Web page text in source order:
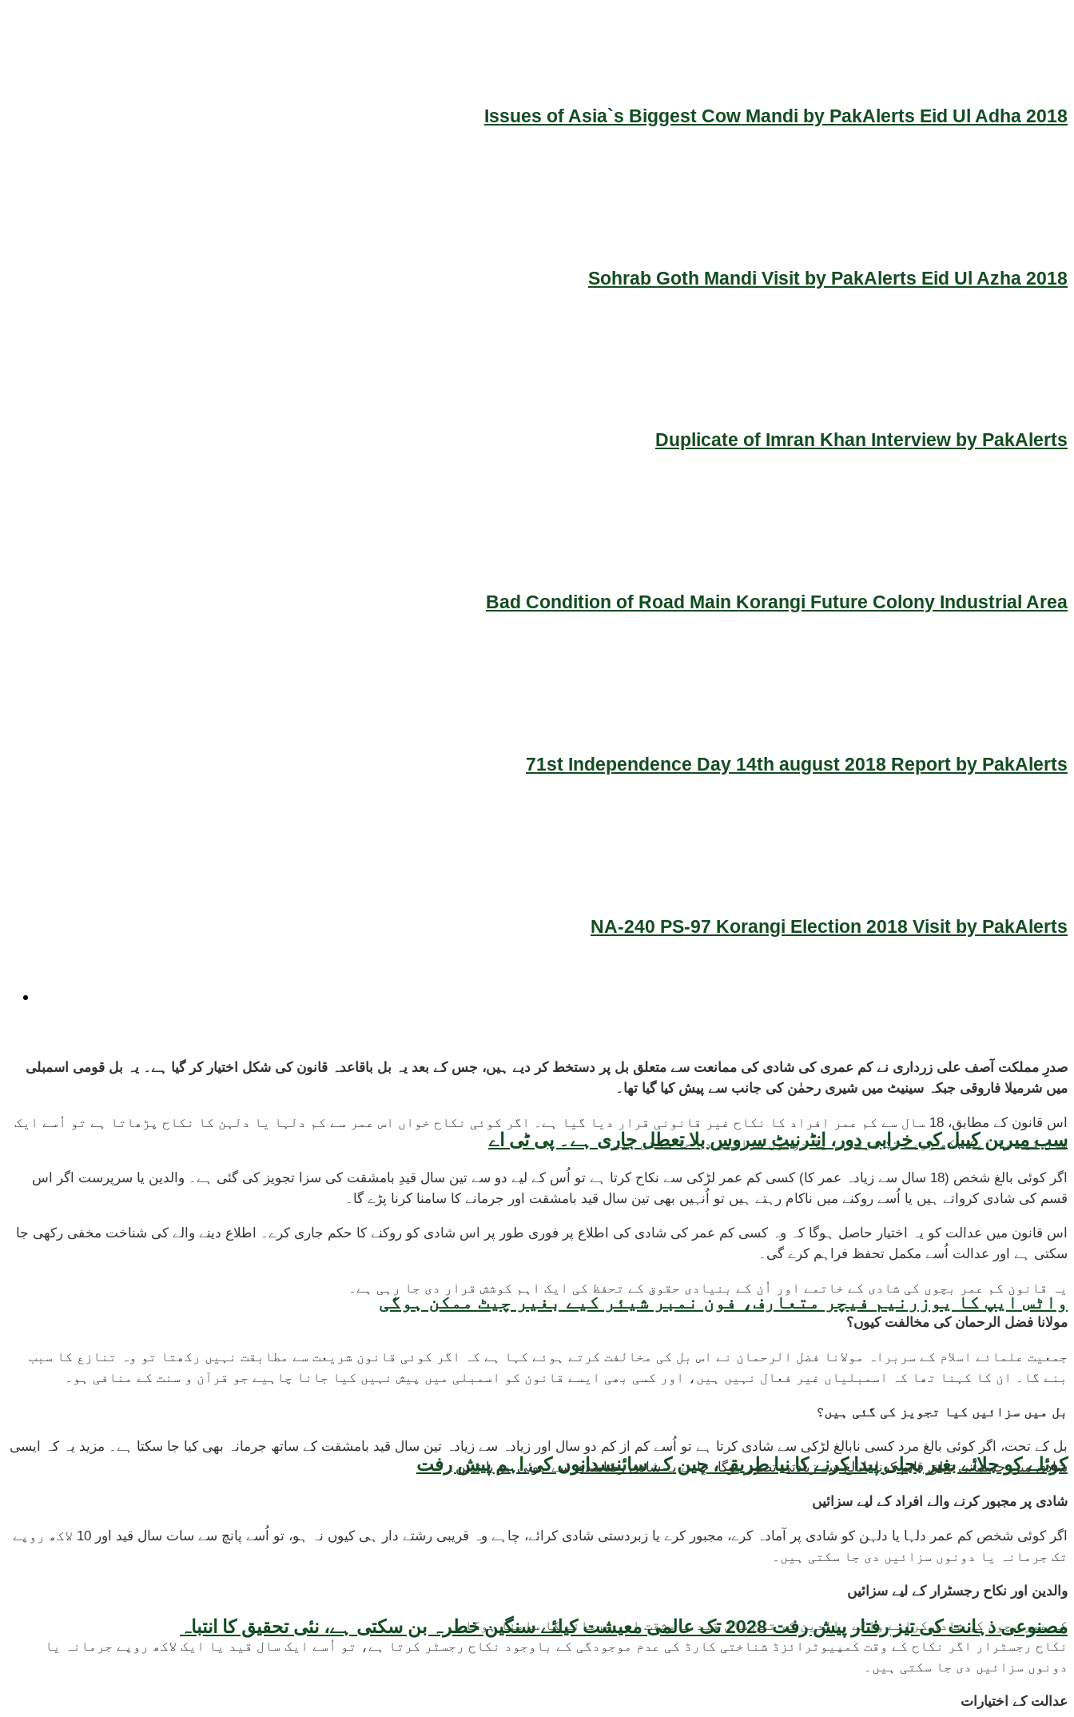
Issues of Asia`s Biggest Cow Mandi by PakAlerts Eid Ul Adha 2018
Sohrab Goth Mandi Visit by PakAlerts Eid Ul Azha 2018
Duplicate of Imran Khan Interview by PakAlerts
Bad Condition of Road Main Korangi Future Colony Industrial Area
71st Independence Day 14th august 2018 Report by PakAlerts
NA-240 PS-97 Korangi Election 2018 Visit by PakAlerts
سب میرین کیبل کی خرابی دور، انٹرنیٹ سروس بلا تعطل جاری ہے۔ پی ٹی اے
واٹس ایپ کا یوزرنیم فیچر متعارف، فون نمبر شیئر کیے بغیر چیٹ ممکن ہوگی
کوئلے کو جلائے بغیر بجلی پیدا کرنے کا نیا طریقہ، چین کے سائنسدانوں کی اہم پیش رفت
مصنوعی ذہانت کی تیز رفتار پیش رفت 2028 تک عالمی معیشت کیلئے سنگین خطرہ بن سکتی ہے، نئی تحقیق کا انتباہ
صدرِ مملکت آصف علی زرداری نے کم عمری کی شادی کی ممانعت سے متعلق بل پر دستخط کر دیے ہیں، جس کے بعد یہ بل باقاعدہ قانون کی شکل اختیار کر گیا ہے۔ یہ بل قومی اسمبلی
میں شرمیلا فاروقی جبکہ سینیٹ میں شیری رحمٰن کی جانب سے پیش کیا گیا تھا۔
اس قانون کے مطابق، 18 سال سے کم عمر افراد کا نکاح غیر قانونی قرار دیا گیا ہے۔ اگر کوئی نکاح خواں اس عمر سے کم دلہا یا دلہن کا نکاح پڑھاتا ہے تو اُسے ایک
سال قید یا ایک لاکھ روپے تک جرمانہ یا دونوں سزائیں دی جا سکتی ہیں۔
اگر کوئی بالغ شخص (18 سال سے زیادہ عمر کا) کسی کم عمر لڑکی سے نکاح کرتا ہے تو اُس کے لیے دو سے تین سال قیدِ بامشقت کی سزا تجویز کی گئی ہے۔ والدین یا سرپرست اگر اس
قسم کی شادی کرواتے ہیں یا اُسے روکنے میں ناکام رہتے ہیں تو اُنہیں بھی تین سال قید بامشقت اور جرمانے کا سامنا کرنا پڑے گا۔
اس قانون میں عدالت کو یہ اختیار حاصل ہوگا کہ وہ کسی کم عمر کی شادی کی اطلاع پر فوری طور پر اس شادی کو روکنے کا حکم جاری کرے۔ اطلاع دینے والے کی شناخت مخفی رکھی جا
سکتی ہے اور عدالت اُسے مکمل تحفظ فراہم کرے گی۔
یہ قانون کم عمر بچوں کی شادی کے خاتمے اور اُن کے بنیادی حقوق کے تحفظ کی ایک اہم کوشش قرار دی جا رہی ہے۔
مولانا فضل الرحمان کی مخالفت کیوں؟
جمعیت علمائے اسلام کے سربراہ مولانا فضل الرحمان نے اس بل کی مخالفت کرتے ہوئے کہا ہے کہ اگر کوئی قانون شریعت سے مطابقت نہیں رکھتا تو وہ تنازع کا سبب
بنے گا۔ ان کا کہنا تھا کہ اسمبلیاں غیر فعال نہیں ہیں، اور کسی بھی ایسے قانون کو اسمبلی میں پیش نہیں کیا جانا چاہیے جو قرآن و سنت کے منافی ہو۔
بل میں سزائیں کیا تجویز کی گئی ہیں؟
بل کے تحت، اگر کوئی بالغ مرد کسی نابالغ لڑکی سے شادی کرتا ہے تو اُسے کم از کم دو سال اور زیادہ سے زیادہ تین سال قید بامشقت کے ساتھ جرمانہ بھی کیا جا سکتا ہے۔ مزید یہ کہ ایسی
شادی میں جسمانی تعلق قائم کرنا نابالغ سے زیادتی تصور ہوگا، چاہے یہ شادی رضامندی سے ہوئی ہو یا نہیں۔
شادی پر مجبور کرنے والے افراد کے لیے سزائیں
اگر کوئی شخص کم عمر دلہا یا دلہن کو شادی پر آمادہ کرے، مجبور کرے یا زبردستی شادی کرائے، چاہے وہ قریبی رشتے دار ہی کیوں نہ ہو، تو اُسے پانچ سے سات سال قید اور 10 لاکھ روپے
تک جرمانہ یا دونوں سزائیں دی جا سکتی ہیں۔
والدین اور نکاح رجسٹرار کے لیے سزائیں
کم عمر بچوں کی شادی کرانے والے والدین کو تین سال قید بامشقت اور جرمانے کا سامنا ہوگا۔
نکاح رجسٹرار اگر نکاح کے وقت کمپیوٹرائزڈ شناختی کارڈ کی عدم موجودگی کے باوجود نکاح رجسٹر کرتا ہے، تو اُسے ایک سال قید یا ایک لاکھ روپے جرمانہ یا
دونوں سزائیں دی جا سکتی ہیں۔
عدالت کے اختیارات